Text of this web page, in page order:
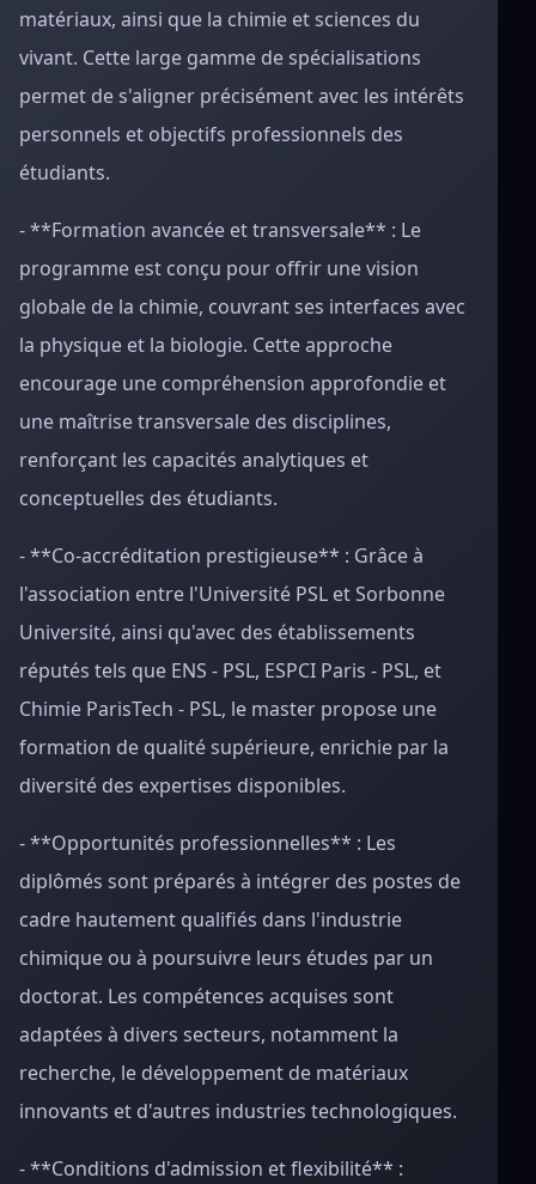
matériaux, ainsi que la chimie et sciences du
vivant. Cette large gamme de spécialisations
permet de s'aligner précisément avec les intérêts
personnels et objectifs professionnels des
étudiants.
- **Formation avancée et transversale** : Le
programme est conçu pour offrir une vision
globale de la chimie, couvrant ses interfaces avec
la physique et la biologie. Cette approche
encourage une compréhension approfondie et
une maîtrise transversale des disciplines,
renforçant les capacités analytiques et
conceptuelles des étudiants.
- **Co-accréditation prestigieuse** : Grâce à
l'association entre l'Université PSL et Sorbonne
Université, ainsi qu'avec des établissements
réputés tels que ENS - PSL, ESPCI Paris - PSL, et
Chimie ParisTech - PSL, le master propose une
formation de qualité supérieure, enrichie par la
diversité des expertises disponibles.
- **Opportunités professionnelles** : Les
diplômés sont préparés à intégrer des postes de
cadre hautement qualifiés dans l'industrie
chimique ou à poursuivre leurs études par un
doctorat. Les compétences acquises sont
adaptées à divers secteurs, notamment la
recherche, le développement de matériaux
innovants et d'autres industries technologiques.
- **Conditions d'admission et flexibilité** :